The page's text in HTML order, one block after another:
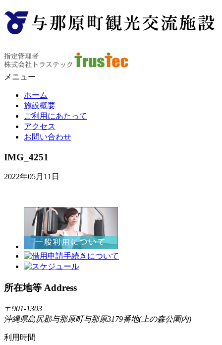
メニュー
ホーム
施設概要
ご利用にあたって
アクセス
お問い合わせ
IMG_4251
2022年05月11日
所在地等 Address
〒901-1303
沖縄県島尻郡与那原町与那原3179番地(上の森公園内)
利用時間